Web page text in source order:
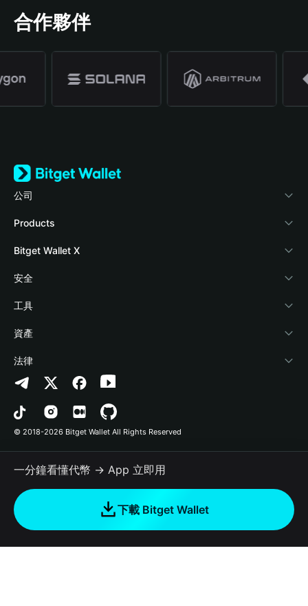
合作夥伴
公司
關於 Bitget Wallet
部落格
學院
加密資訊
幫助中心
‌聯繫我們
品牌資源
工作機會
Products
Crypto Card
Stablecoin Earn
Payfi Crypto
Crypto Swap API
Altcoin Season Index
Prediction Markets
DApp
RWA
如何購買加密貨幣
Bitget Wallet X
開發者文件
連接錢包
Bitget Wallet Pay
合作上架
安全
風險保障基金
安全防護技術
工具
快捷買幣
授權檢測
合約檢測
批次轉帳
資產
Arbitrum
Avalanche
Bitcoin
Polygon
法律
隱私協議
用戶使用協議
© 2018-2026 Bitget Wallet All Rights Reserved
一分鐘看懂代幣 → App 立即用
下載 Bitget Wallet